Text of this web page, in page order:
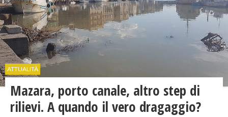
ATTUALITÀ
Mazara, porto canale, altro step di
rilievi. A quando il vero dragaggio?